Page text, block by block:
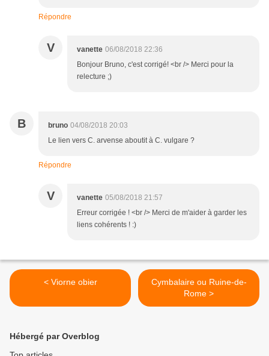
Répondre
V vanette 06/08/2018 22:36
Bonjour Bruno, c'est corrigé! <br /> Merci pour la
relecture ;)
B bruno 04/08/2018 20:03
Le lien vers C. arvense aboutit à C. vulgare ?
Répondre
V vanette 05/08/2018 21:57
Erreur corrigée ! <br /> Merci de m'aider à garder les
liens cohérents ! :)
< Viorne obier
Cymbalaire ou Ruine-de-
Rome >
Hébergé par Overblog